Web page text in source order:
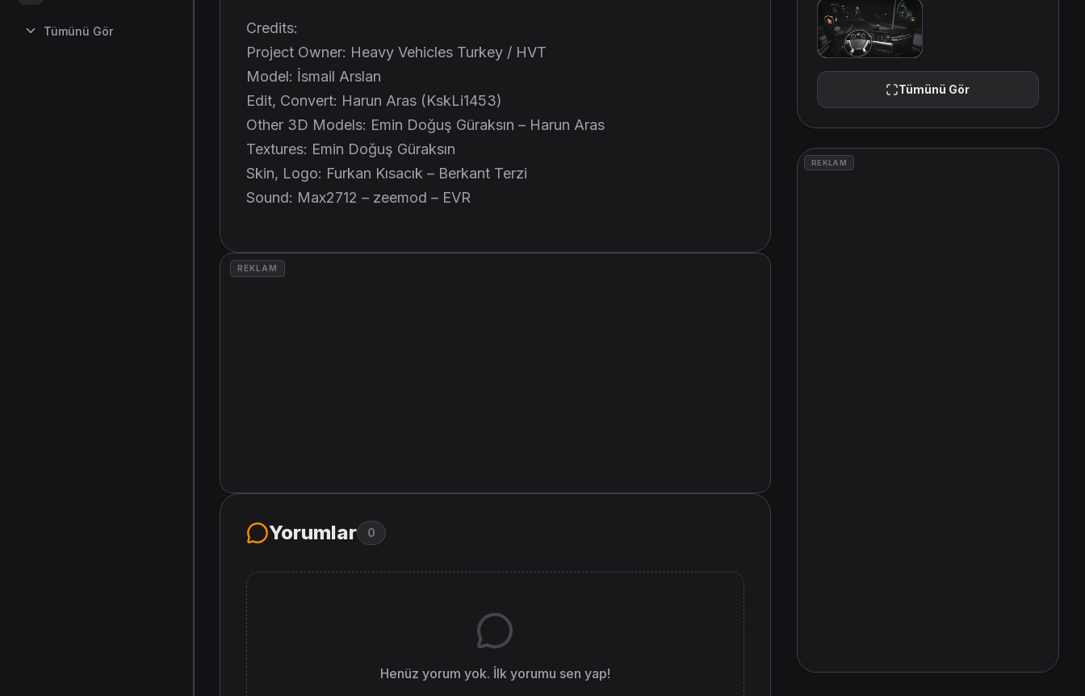
Tümünü Gör
Credits:
Project Owner: Heavy Vehicles Turkey / HVT
Model: İsmail Arslan
Edit, Convert: Harun Aras (KskLi1453)
Other 3D Models: Emin Doğuş Güraksın – Harun Aras
Textures: Emin Doğuş Güraksın
Skin, Logo: Furkan Kısacık – Berkant Terzi
Sound: Max2712 – zeemod – EVR
REKLAM
Yorumlar 0
Henüz yorum yok. İlk yorumu sen yap!
Tümünü Gör
REKLAM